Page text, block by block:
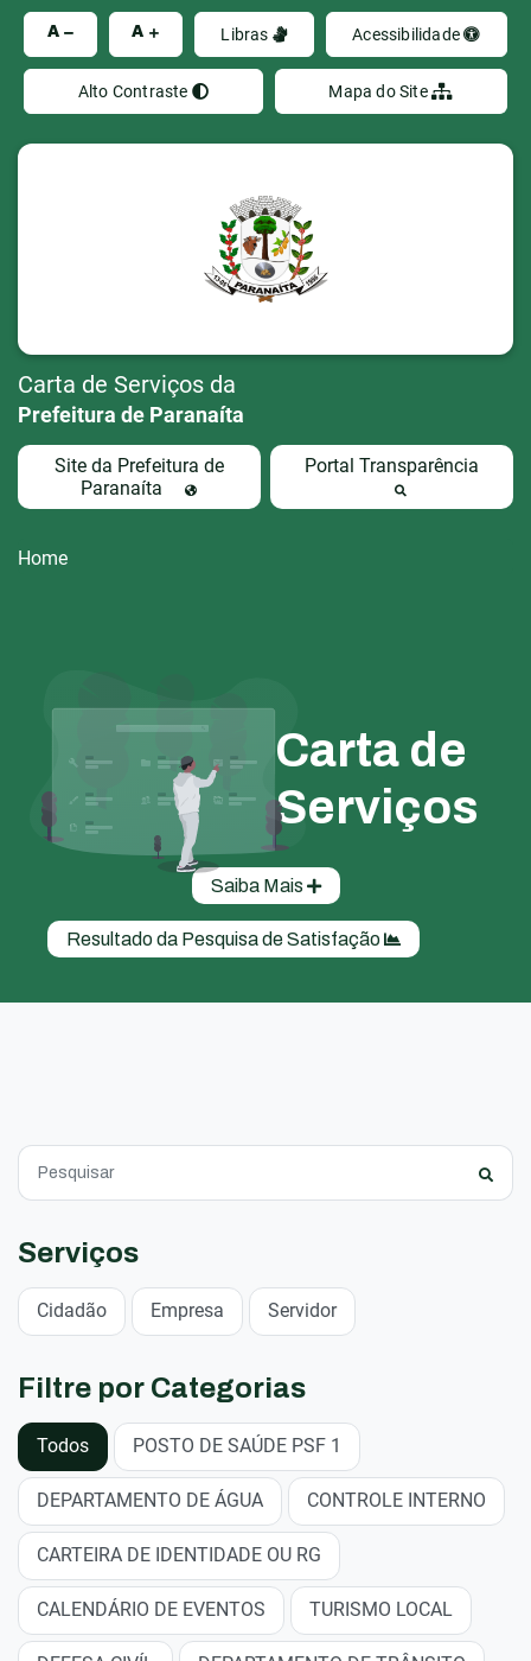
A A Libras Acessibilidade
Alto Contraste Mapa do Site
Carta de Serviços da
Prefeitura de Paranaíta
Site da Prefeitura de
Paranaíta
Portal Transparência
Home
Carta de
Serviços
Saiba Mais
Resultado da Pesquisa de Satisfação
Serviços
Cidadão Empresa Servidor
Filtre por Categorias
Todos POSTO DE SAÚDE PSF 1
DEPARTAMENTO DE ÁGUA CONTROLE INTERNO
CARTEIRA DE IDENTIDADE OU RG
CALENDÁRIO DE EVENTOS TURISMO LOCAL